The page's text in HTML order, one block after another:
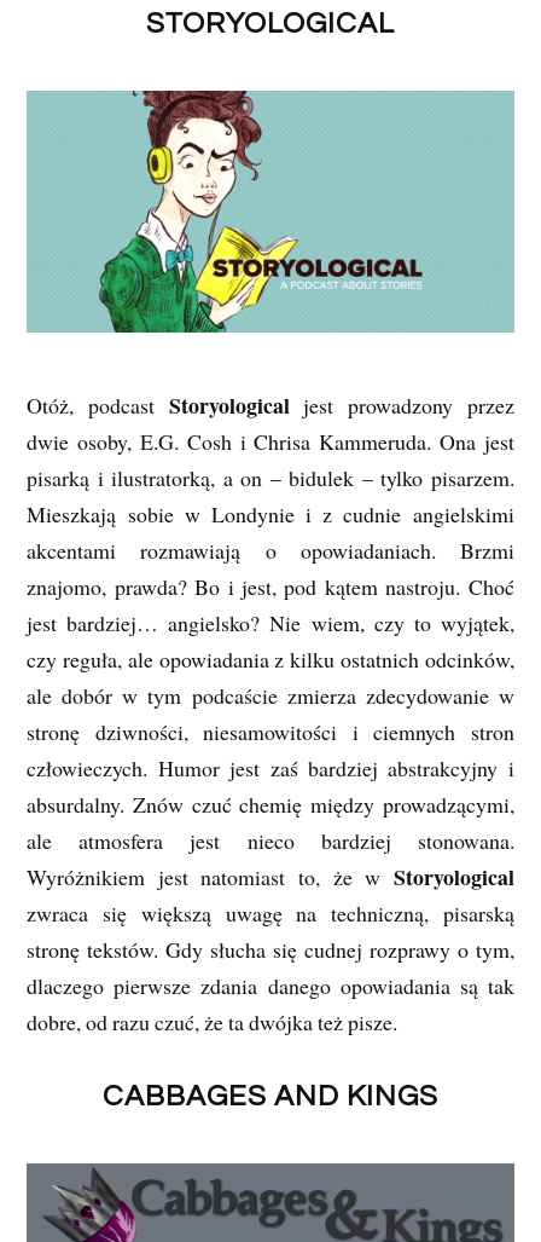
STORYOLOGICAL
Otóż, podcast Storyologicaljest prowadzony przez
dwie osoby, E.G. Cosh i Chrisa Kammeruda. Ona jest
pisarką i ilustratorką, a on – bidulek – tylko pisarzem.
Mieszkają sobie w Londynie i z cudnie angielskimi
akcentami rozmawiają o opowiadaniach. Brzmi
znajomo, prawda? Bo i jest, pod kątem nastroju. Choć
jest bardziej… angielsko? Nie wiem, czy to wyjątek,
czy reguła, ale opowiadania z kilku ostatnich odcinków,
ale dobór w tym podcaście zmierza zdecydowanie w
stronę dziwności, niesamowitości i ciemnych stron
człowieczych. Humor jest zaś bardziej abstrakcyjny i
absurdalny. Znów czuć chemię między prowadzącymi,
ale atmosfera jest nieco bardziej stonowana.
Wyróżnikiem jest natomiast to, że w Storyological
zwraca się większą uwagę na techniczną, pisarską
stronę tekstów. Gdy słucha się cudnej rozprawy o tym,
dlaczego pierwsze zdania danego opowiadania są tak
dobre, od razu czuć, że ta dwójka też pisze.
CABBAGES AND KINGS